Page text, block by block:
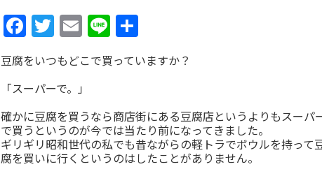
Facebook
Twitter
Email
Line
有
豆腐をいつもどこで買っていますか？
「スーパーで。」
確かに豆腐を買うなら商店街にある豆腐店というよりもスーパ
で買うというのが今では当たり前になってきました。
ギリギリ昭和世代の私でも昔ながらの軽トラでボウルを持って
腐を買いに行くというのはしたことがありません。